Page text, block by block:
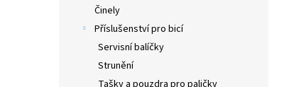
Činely
Příslušenství pro bicí
Servisní balíčky
Strunění
Tašky a pouzdra pro paličky